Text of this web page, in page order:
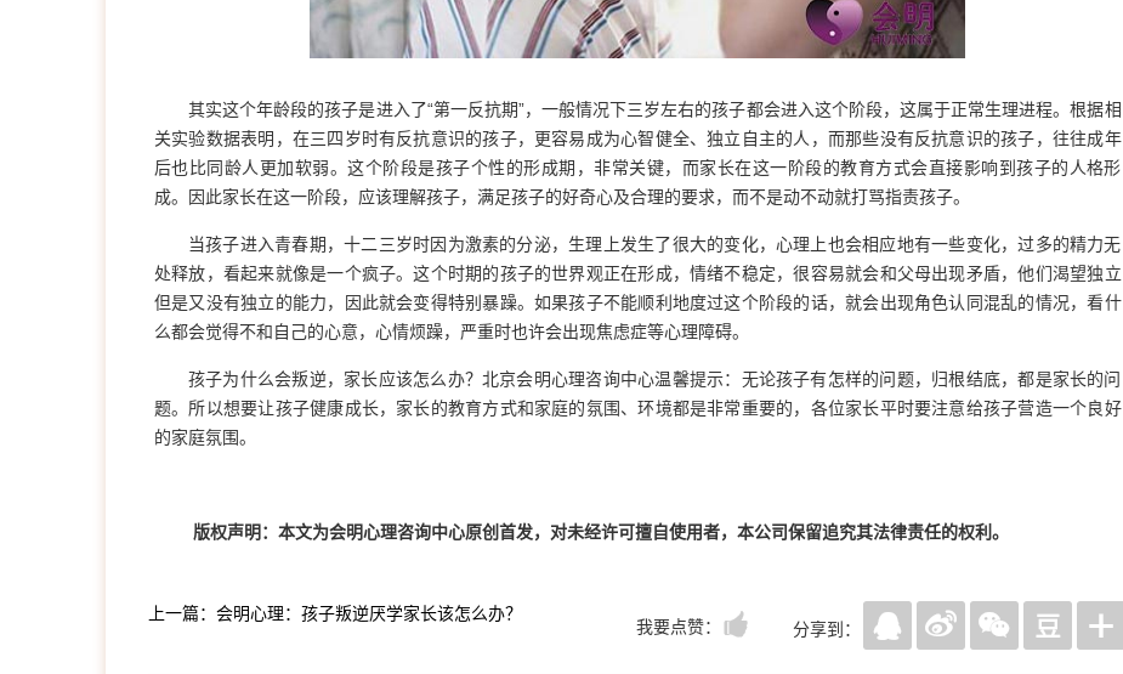
其实这个年龄段的孩子是进入了“第一反抗期”，一般情况下三岁左右的孩子都会进入这个阶段，这属于正常生理进程。根据相
关实验数据表明，在三四岁时有反抗意识的孩子，更容易成为心智健全、独立自主的人，而那些没有反抗意识的孩子，往往成年
后也比同龄人更加软弱。这个阶段是孩子个性的形成期，非常关键，而家长在这一阶段的教育方式会直接影响到孩子的人格形
成。因此家长在这一阶段，应该理解孩子，满足孩子的好奇心及合理的要求，而不是动不动就打骂指责孩子。
当孩子进入青春期，十二三岁时因为激素的分泌，生理上发生了很大的变化，心理上也会相应地有一些变化，过多的精力无
处释放，看起来就像是一个疯子。这个时期的孩子的世界观正在形成，情绪不稳定，很容易就会和父母出现矛盾，他们渴望独立
但是又没有独立的能力，因此就会变得特别暴躁。如果孩子不能顺利地度过这个阶段的话，就会出现角色认同混乱的情况，看什
么都会觉得不和自己的心意，心情烦躁，严重时也许会出现焦虑症等心理障碍。
孩子为什么会叛逆，家长应该怎么办？北京会明心理咨询中心温馨提示：无论孩子有怎样的问题，归根结底，都是家长的问
题。所以想要让孩子健康成长，家长的教育方式和家庭的氛围、环境都是非常重要的，各位家长平时要注意给孩子营造一个良好
的家庭氛围。
版权声明：本文为会明心理咨询中心原创首发，对未经许可擅自使用者，本公司保留追究其法律责任的权利。
上一篇：会明心理：孩子叛逆厌学家长该怎么办？
我要点赞： 分享到：